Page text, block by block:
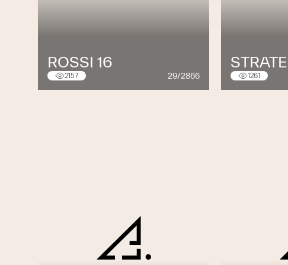
In unseren Parkett-Ausstellungen zeigen wir
aktuelles Parkett-Sortiment. Fühlen Sie die
Fachberater:innen freuen sich über Ihren
ROSSI 16
2157 29/2866
STRATE
1261